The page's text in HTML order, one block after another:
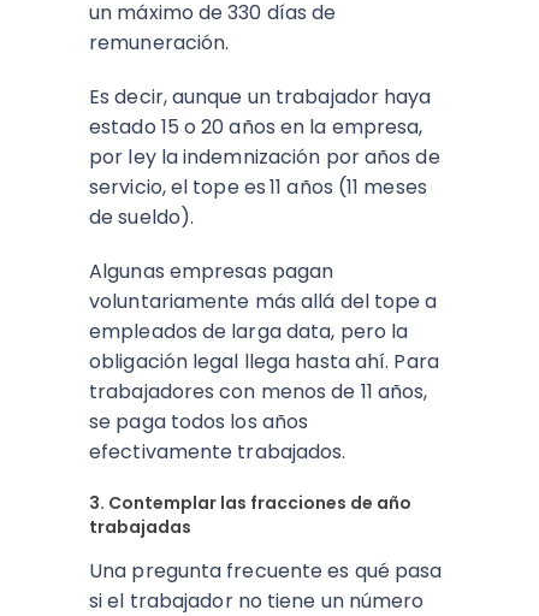
un máximo de 330 días de
remuneración.
Es decir, aunque un trabajador haya
estado 15 o 20 años en la empresa,
por ley la indemnización por años de
servicio, el tope es11 años (11 meses
de sueldo).
Algunas empresas pagan
voluntariamente más allá del tope a
empleados de larga data, pero la
obligación legal llega hasta ahí. Para
trabajadores con menos de 11 años,
se paga todos los años
efectivamente trabajados.
3. Contemplar las fracciones de año
trabajadas
Una pregunta frecuente es qué pasa
si el trabajador no tiene un número